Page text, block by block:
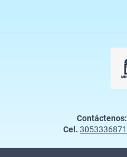
Contáctenos:
Cel. 3053336871